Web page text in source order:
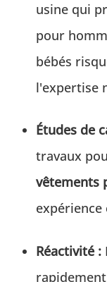
usine qui
pour
bébés
l'expertise
Études de
travaux
vêtements
expérience
Réactivité :